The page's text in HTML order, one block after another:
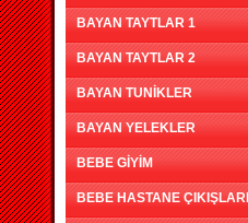
BAYAN TAYTLAR 1
BAYAN TAYTLAR 2
BAYAN TUNİKLER
BAYAN YELEKLER
BEBE GİYİM
BEBE HASTANE ÇIKIŞLARI